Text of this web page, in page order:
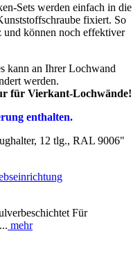
Sets werden einfach in die
fixiert. So
und können noch effektiver
kann an Ihrer Lochwand
werden.
für Vierkant-Lochwände!
enthalten.
12 tlg., RAL 9006"
Für
mehr